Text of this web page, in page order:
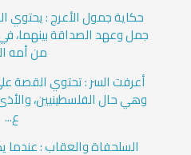
حكاية جمول الأعرج :
جمل وعهد الصداقة بينهما،
من أمه
أعرفت السر : تحتوي القصة
وهي حال الفلسطينيين،
ع...
السلحفاة والعقاب :